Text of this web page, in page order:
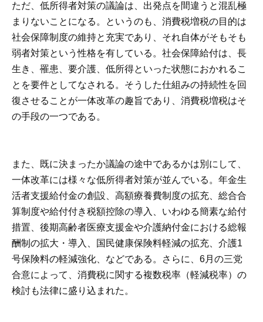
ただ、低所得者対策の議論は、出発点を間違うと混乱極
まりないことになる。というのも、消費税増税の目的は
社会保障制度の維持と充実であり、それ自体がそもそも
弱者対策という性格を有している。社会保障給付は、長
生き、罹患、要介護、低所得といった状態におかれるこ
とを要件としてなされる。そうした仕組みの持続性を回
復させることが一体改革の趣旨であり、消費税増税はそ
の手段の一つである。
また、既に決まったか議論の途中であるかは別にして、
一体改革には様々な低所得者対策が並んでいる。年金生
活者支援給付金の創設、高額療養費制度の拡充、総合合
算制度や給付付き税額控除の導入、いわゆる簡素な給付
措置、後期高齢者医療支援金や介護納付金における総報
酬制の拡大・導入、国民健康保険料軽減の拡充、介護1
号保険料の軽減強化、などである。さらに、6月の三党
合意によって、消費税に関する複数税率（軽減税率）の
検討も法律に盛り込まれた。